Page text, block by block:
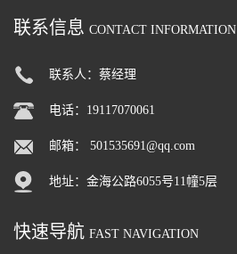
联系信息 CONTACT INFORMATION
联系人：蔡经理
电话：19117070061
邮箱： 501535691@qq.com
地址：金海公路6055号11幢5层
快速导航 FAST NAVIGATION